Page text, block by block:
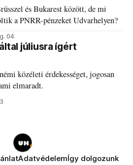
és Bukarest között, de mi
a PNRR-pénzeket Udvarhelyen?
04
júliusra ígért
közéleti érdekességet, jogosan
elmaradt.
AdatvédelemÍgy dolgozunk